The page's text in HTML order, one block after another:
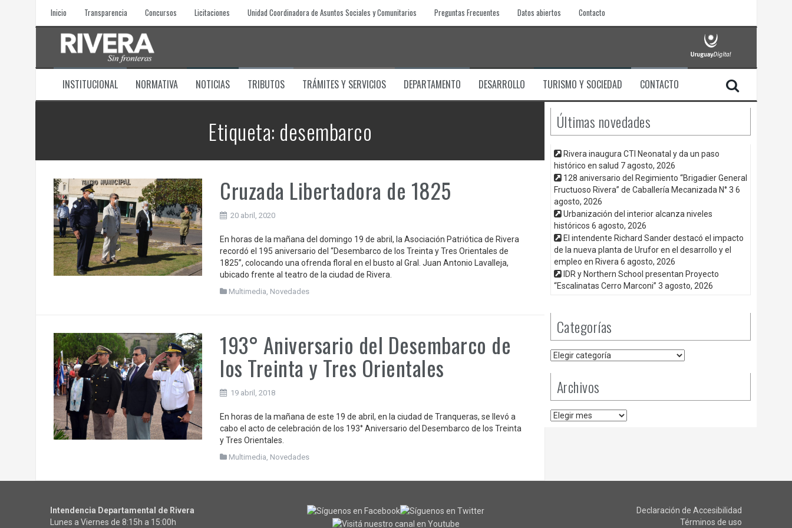
Inicio Transparencia Concursos Licitaciones Unidad Coordinadora de Asuntos Sociales y Comunitarios Preguntas Frecuentes Datos abiertos Contacto
INSTITUCIONAL NORMATIVA NOTICIAS TRIBUTOS TRÁMITES Y SERVICIOS DEPARTAMENTO DESARROLLO TURISMO Y SOCIEDAD CONTACTO
Etiqueta: desembarco
Cruzada Libertadora de 1825
20 abril, 2020
En horas de la mañana del domingo 19 de abril, la Asociación Patriótica de Rivera
recordó el 195 aniversario del “Desembarco de los Treinta y Tres Orientales de
1825”, colocando una ofrenda floral en el busto al Gral. Juan Antonio Lavalleja,
ubicado frente al teatro de la ciudad de Rivera.
Multimedia, Novedades
193° Aniversario del Desembarco de
los Treinta y Tres Orientales
19 abril, 2018
En horas de la mañana de este 19 de abril, en la ciudad de Tranqueras, se llevó a
cabo el acto de celebración de los 193° Aniversario del Desembarco de los Treinta
y Tres Orientales.
Multimedia, Novedades
Últimas novedades
Rivera inaugura CTI Neonatal y da un paso
histórico en salud 7 agosto, 2026
128 aniversario del Regimiento “Brigadier General
Fructuoso Rivera” de Caballería Mecanizada N° 3 6
agosto, 2026
Urbanización del interior alcanza niveles
históricos 6 agosto, 2026
El intendente Richard Sander destacó el impacto
de la nueva planta de Urufor en el desarrollo y el
empleo en Rivera 6 agosto, 2026
IDR y Northern School presentan Proyecto
“Escalinatas Cerro Marconi” 3 agosto, 2026
Categorías
Categorías
Archivos
Archivos
Intendencia Departamental de Rivera
Lunes a Viernes de 8:15h a 15:00h
Declaración de Accesibilidad
Términos de uso